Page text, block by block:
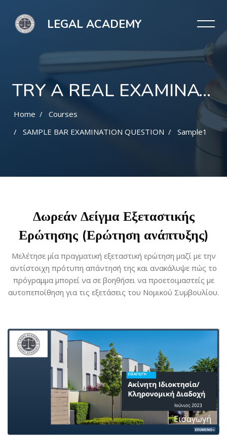
LEGAL ACADEMY
TRY A REAL EXAMINATION QUESTION
Home
Courses
SAMPLE BAR EXAMINATION QUESTION
Sample1
Δωρεάν Δείγμα Εξεταστικής
Ερώτησης (Ερώτηση ανάπτυξης)
Μελέτησε μία πραγματική εξεταστική ερώτηση μαζί με την
αντίστοιχη πρότυπη απάντησή της και ανακάλυψε πώς το
πρόγραμμα μπορεί να σε βοηθήσει να προετοιμαστείς με
αυτοπεποίθηση για τις εξετάσεις του Νομικού Συμβουλίου.